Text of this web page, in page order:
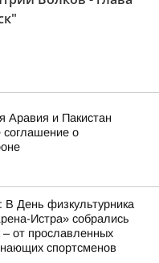
Аравия и Пакистан
соглашение о
День физкультурника
Истра» собрались
от прославленных
спортсменов